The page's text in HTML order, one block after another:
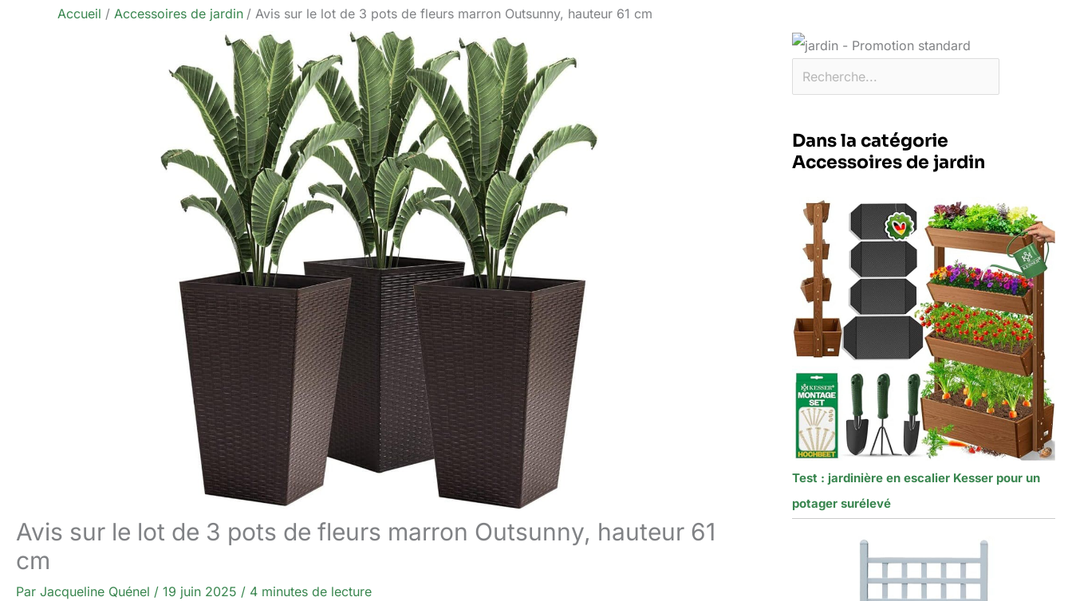
Accueil Accessoires de jardin Avis sur le lot de 3 pots de fleurs marron Outsunny, hauteur 61 cm
Avis sur le lot de 3 pots de fleurs marron Outsunny, hauteur 61
cm
Par Jacqueline Quénel / 19 juin 2025 / 4 minutes de lecture
Dans la catégorie
Accessoires de jardin
Test : jardinière en escalier Kesser pour un
potager surélevé